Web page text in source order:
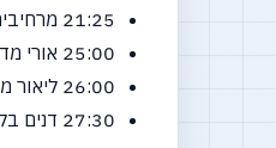
21:25 מרחיבים על מה ליאור למד מ״קונים לטובה״, וכמה טיפים ליזמים שבאים מעולם הפיתוח
25:00 אורי מדבר על הנסיון שלו עם פיבוטים וההתלבטויות הנלוות להחלטה
26:00 ליאור ממליץ לכל מי שחושב להיות יזם לראות את
27:30 דנים בקושי של מתכנתים בנטישת הקוד כאשר עושים פיבוט או סוגרים סטארטאפ